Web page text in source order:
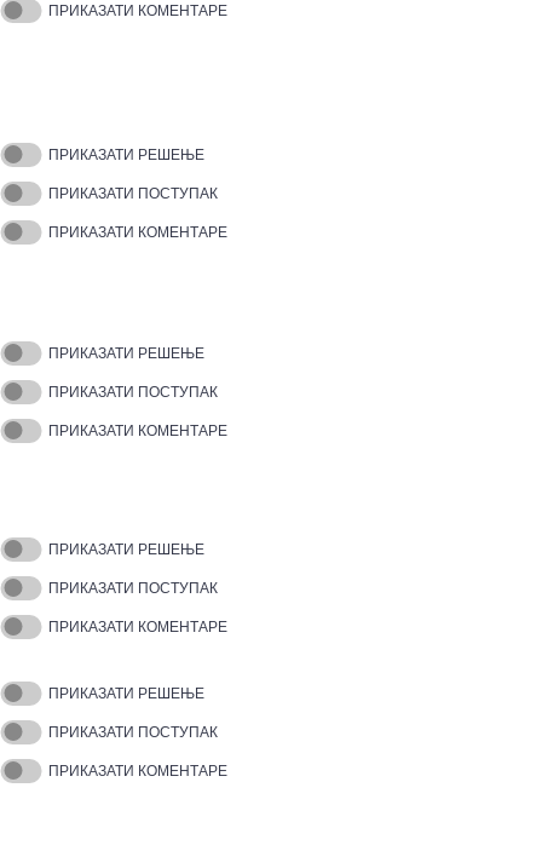
ПРИКАЗАТИ КОМЕНТАРЕ
ПРИКАЗАТИ РЕШЕЊЕ
ПРИКАЗАТИ ПОСТУПАК
ПРИКАЗАТИ КОМЕНТАРЕ
ПРИКАЗАТИ РЕШЕЊЕ
ПРИКАЗАТИ ПОСТУПАК
ПРИКАЗАТИ КОМЕНТАРЕ
ПРИКАЗАТИ РЕШЕЊЕ
ПРИКАЗАТИ ПОСТУПАК
ПРИКАЗАТИ КОМЕНТАРЕ
ПРИКАЗАТИ РЕШЕЊЕ
ПРИКАЗАТИ ПОСТУПАК
ПРИКАЗАТИ КОМЕНТАРЕ